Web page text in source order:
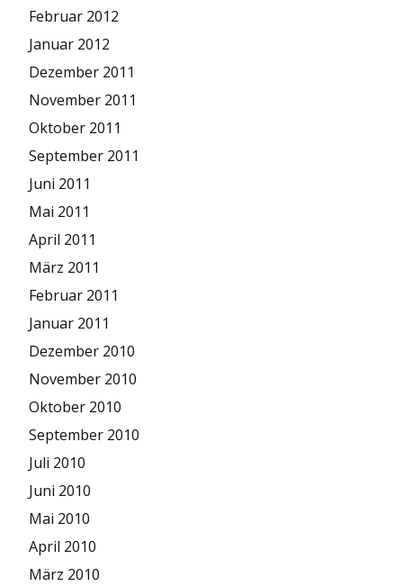
Februar 2012
Januar 2012
Dezember 2011
November 2011
Oktober 2011
September 2011
Juni 2011
Mai 2011
April 2011
März 2011
Februar 2011
Januar 2011
Dezember 2010
November 2010
Oktober 2010
September 2010
Juli 2010
Juni 2010
Mai 2010
April 2010
März 2010